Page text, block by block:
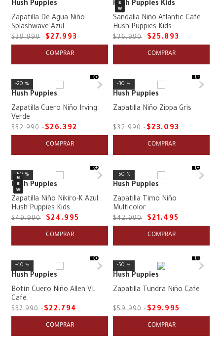
Hush Puppies
Zapatilla De Agua Niño
Splashwave Azul
$39.990 $27. 993
COMPRAR
Hush Puppies Kids
Sandalia Niño Atlantic Café
Hush Puppies Kids
$36.990 $25. 893
COMPRAR
20 %
Hush Puppies
Zapatilla Cuero Niño Irving
Verde
$32.990 $26.392
COMPRAR
30 %
Hush Puppies
Zapatilla Niño Zippa Gris
$32.990 $23. 093
COMPRAR
50 %
Hush Puppies
Zapatilla Niño Nikiro-K Azul
Hush Puppies Kids
$49.990 $24. 995
COMPRAR
50 %
Hush Puppies
Zapatilla Timo Niño
Multicolor
$42.990 $21. 495
COMPRAR
40 %
Hush Puppies
Botín Cuero Niño Allen VL
Café.
$37.990 $22. 794
COMPRAR
50 %
Hush Puppies
Zapatilla Tundra Niño Café
$59.990 $29. 995
COMPRAR